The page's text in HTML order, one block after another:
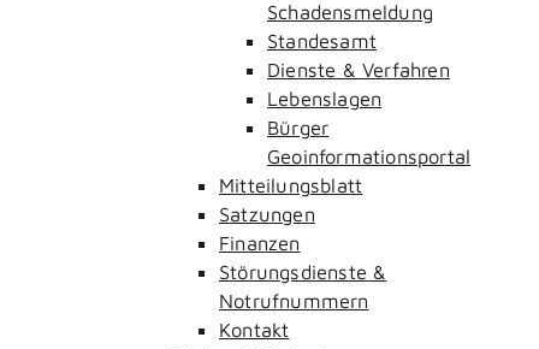
Schadensmeldung
Standesamt
Dienste & Verfahren
Lebenslagen
Bürger
Geoinformationsportal
Mitteilungsblatt
Satzungen
Finanzen
Störungsdienste &
Notrufnummern
Kontakt